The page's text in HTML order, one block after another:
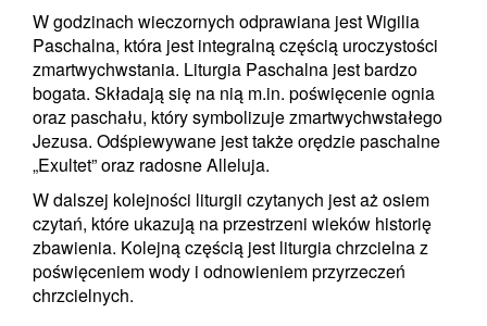
W godzinach wieczornych odprawiana jest Wigilia
Paschalna, która jest integralną częścią uroczystości
zmartwychwstania. Liturgia Paschalna jest bardzo
bogata. Składają się na nią m.in. poświęcenie ognia
oraz paschału, który symbolizuje zmartwychwstałego
Jezusa. Odśpiewywane jest także orędzie paschalne
„Exultet” oraz radosne Alleluja.
W dalszej kolejności liturgii czytanych jest aż osiem
czytań, które ukazują na przestrzeni wieków historię
zbawienia. Kolejną częścią jest liturgia chrzcielna z
poświęceniem wody i odnowieniem przyrzeczeń
chrzcielnych.